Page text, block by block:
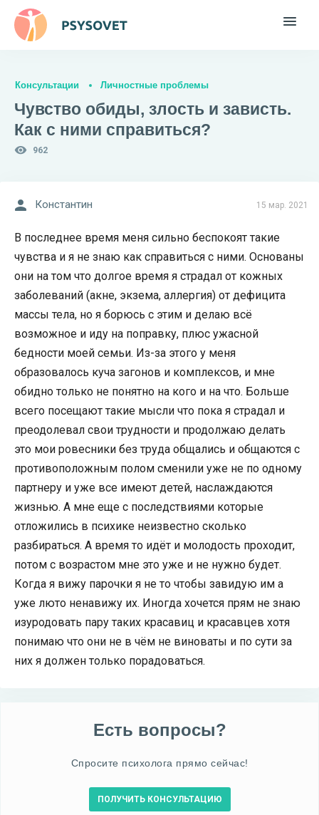
Консультации Личностные проблемы
Чувство обиды, злость и зависть.
Как с ними справиться?
962
15 мар. 2021
Константин
В последнее время меня сильно беспокоят такие
чувства и я не знаю как справиться с ними. Основаны
они на том что долгое время я страдал от кожных
заболеваний (акне, экзема, аллергия) от дефицита
массы тела, но я борюсь с этим и делаю всё
возможное и иду на поправку, плюс ужасной
бедности моей семьи. Из-за этого у меня
образовалось куча загонов и комплексов, и мне
обидно только не понятно на кого и на что. Больше
всего посещают такие мысли что пока я страдал и
преодолевал свои трудности и продолжаю делать
это мои ровесники без труда общались и общаются с
противоположным полом сменили уже не по одному
партнеру и уже все имеют детей, наслаждаются
жизнью. А мне еще с последствиями которые
отложились в психике неизвестно сколько
разбираться. А время то идёт и молодость проходит,
потом с возрастом мне это уже и не нужно будет.
Когда я вижу парочки я не то чтобы завидую им а
уже люто ненавижу их. Иногда хочется прям не знаю
изуродовать пару таких красавиц и красавцев хотя
понимаю что они не в чём не виноваты и по сути за
них я должен только порадоваться.
Есть вопросы?
Спросите психолога прямо сейчас!
ПОЛУЧИТЬ КОНСУЛЬТАЦИЮ